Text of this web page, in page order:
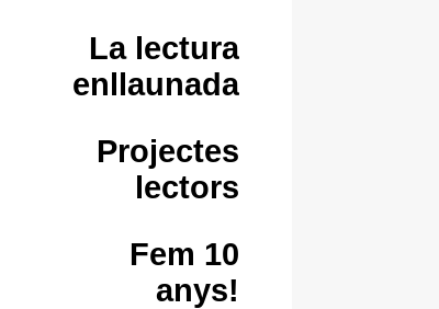
La lectura
enllaunada
Projectes
lectors
Fem 10
anys!